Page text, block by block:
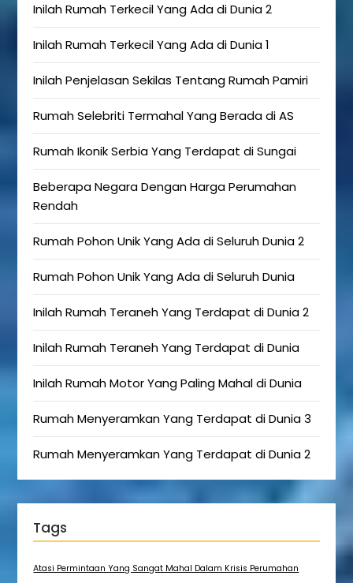
Inilah Rumah Terkecil Yang Ada di Dunia 2
Inilah Rumah Terkecil Yang Ada di Dunia 1
Inilah Penjelasan Sekilas Tentang Rumah Pamiri
Rumah Selebriti Termahal Yang Berada di AS
Rumah Ikonik Serbia Yang Terdapat di Sungai
Beberapa Negara Dengan Harga Perumahan
Rendah
Rumah Pohon Unik Yang Ada di Seluruh Dunia 2
Rumah Pohon Unik Yang Ada di Seluruh Dunia
Inilah Rumah Teraneh Yang Terdapat di Dunia 2
Inilah Rumah Teraneh Yang Terdapat di Dunia
Inilah Rumah Motor Yang Paling Mahal di Dunia
Rumah Menyeramkan Yang Terdapat di Dunia 3
Rumah Menyeramkan Yang Terdapat di Dunia 2
Tags
Atasi Permintaan Yang Sangat Mahal Dalam Krisis Perumahan